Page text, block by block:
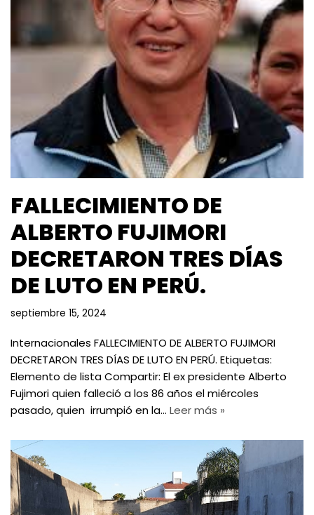
FALLECIMIENTO DE
ALBERTO FUJIMORI
DECRETARON TRES DÍAS
DE LUTO EN PERÚ.
septiembre 15, 2024
Internacionales FALLECIMIENTO DE ALBERTO FUJIMORI
DECRETARON TRES DÍAS DE LUTO EN PERÚ. Etiquetas:
Elemento de lista Compartir: El ex presidente Alberto
Fujimori quien falleció a los 86 años el miércoles
pasado, quien irrumpió en la… Leer más »